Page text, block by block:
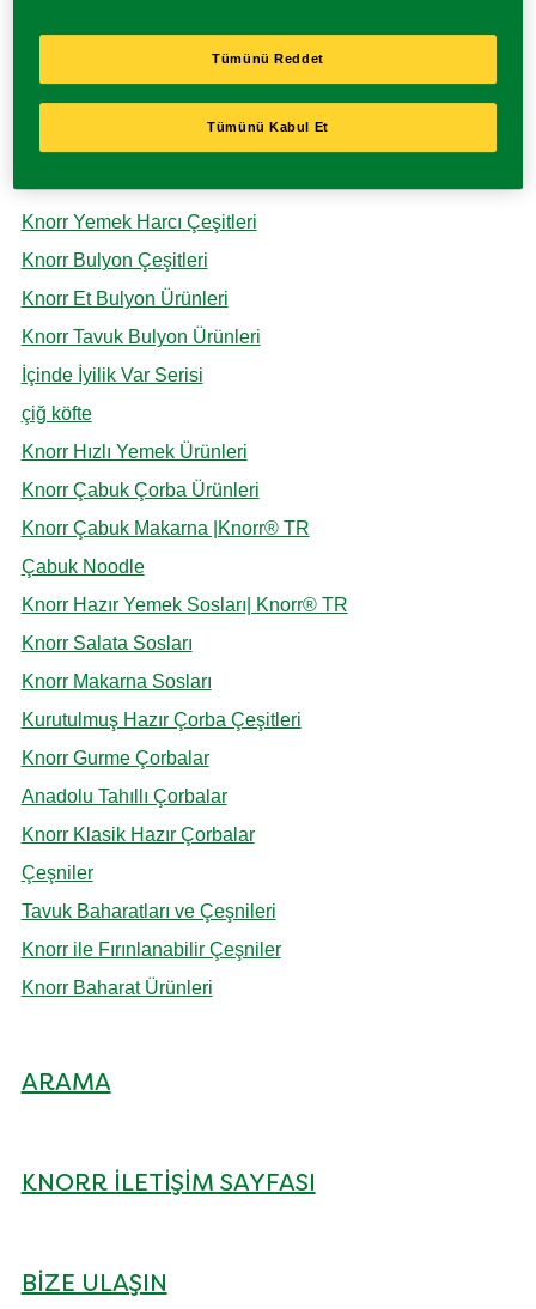
GELECEĞIN 50 GIDASI
Knorr Yemek Harcı Çeşitleri
Knorr Bulyon Çeşitleri
Knorr Et Bulyon Ürünleri
Knorr Tavuk Bulyon Ürünleri
İçinde İyilik Var Serisi
çiğ köfte
Knorr Hızlı Yemek Ürünleri
Knorr Çabuk Çorba Ürünleri
Knorr Çabuk Makarna |Knorr® TR
Çabuk Noodle
Knorr Hazır Yemek Sosları| Knorr® TR
Knorr Salata Sosları
Knorr Makarna Sosları
Kurutulmuş Hazır Çorba Çeşitleri
Knorr Gurme Çorbalar
Anadolu Tahıllı Çorbalar
Knorr Klasik Hazır Çorbalar
Çeşniler
Tavuk Baharatları ve Çeşnileri
Knorr ile Fırınlanabilir Çeşniler
Knorr Baharat Ürünleri
ARAMA
KNORR İLETIŞIM SAYFASI
BIZE ULAŞIN
Tümünü Reddet
Tümünü Kabul Et